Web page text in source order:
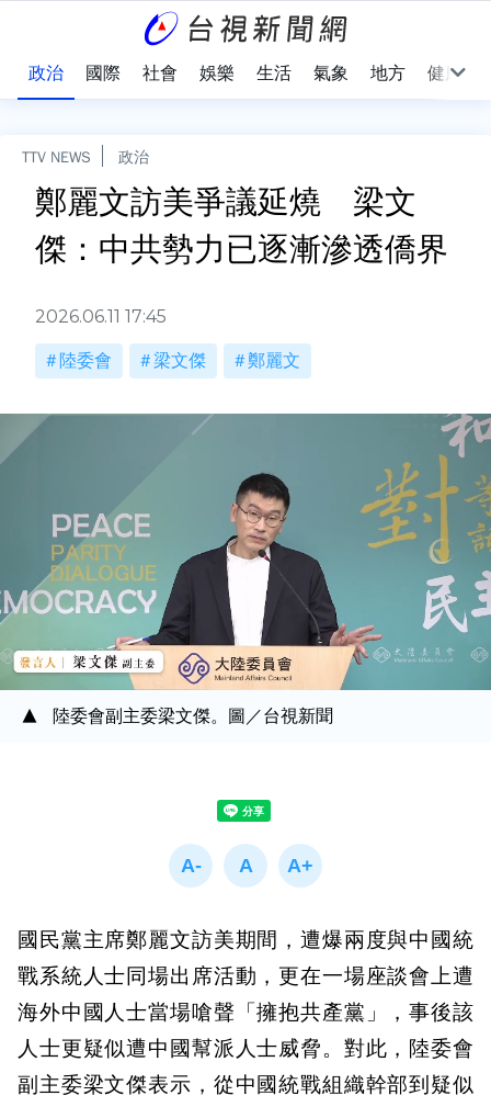
政治 國際 社會 娛樂 生活 氣象 地方 健康
TTV NEWS 政治
鄭麗文訪美爭議延燒 梁文
傑：中共勢力已逐漸滲透僑界
2026.06.11 17:45
陸委會 梁文傑 鄭麗文
陸委會副主委梁文傑。圖／台視新聞
國民黨主席鄭麗文訪美期間，遭爆兩度與中國統
戰系統人士同場出席活動，更在一場座談會上遭
海外中國人士當場嗆聲「擁抱共產黨」，事後該
人士更疑似遭中國幫派人士威脅。對此，陸委會
副主委梁文傑表示，從中國統戰組織幹部到疑似